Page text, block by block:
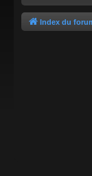
Index du